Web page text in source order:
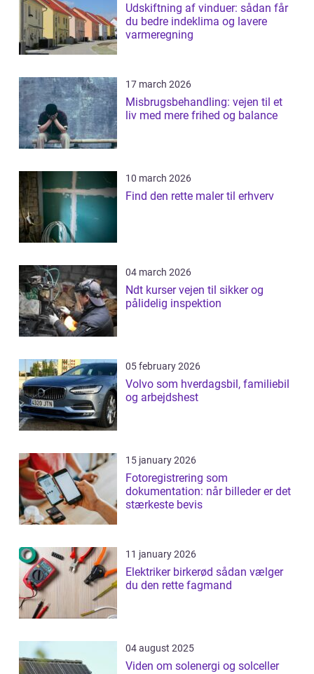
Udskiftning af vinduer: sådan får
du bedre indeklima og lavere
varmeregning
17 march 2026
Misbrugsbehandling: vejen til et
liv med mere frihed og balance
10 march 2026
Find den rette maler til erhverv
04 march 2026
Ndt kurser vejen til sikker og
pålidelig inspektion
05 february 2026
Volvo som hverdagsbil, familiebil
og arbejdshest
15 january 2026
Fotoregistrering som
dokumentation: når billeder er det
stærkeste bevis
11 january 2026
Elektriker birkerød sådan vælger
du den rette fagmand
04 august 2025
Viden om solenergi og solceller